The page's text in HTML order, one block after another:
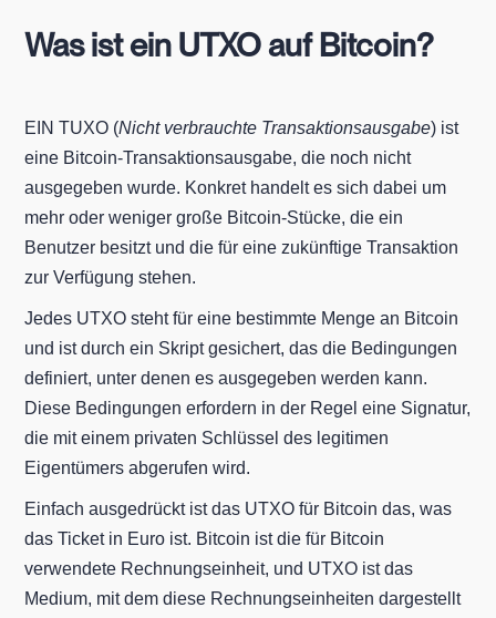
Was ist ein UTXO auf Bitcoin?
EIN TUXO (Nicht verbrauchte Transaktionsausgabe) ist
eine Bitcoin-Transaktionsausgabe, die noch nicht
ausgegeben wurde. Konkret handelt es sich dabei um
mehr oder weniger große Bitcoin-Stücke, die ein
Benutzer besitzt und die für eine zukünftige Transaktion
zur Verfügung stehen.
Jedes UTXO steht für eine bestimmte Menge an Bitcoin
und ist durch ein Skript gesichert, das die Bedingungen
definiert, unter denen es ausgegeben werden kann.
Diese Bedingungen erfordern in der Regel eine Signatur,
die mit einem privaten Schlüssel des legitimen
Eigentümers abgerufen wird.
Einfach ausgedrückt ist das UTXO für Bitcoin das, was
das Ticket in Euro ist. Bitcoin ist die für Bitcoin
verwendete Rechnungseinheit, und UTXO ist das
Medium, mit dem diese Rechnungseinheiten dargestellt